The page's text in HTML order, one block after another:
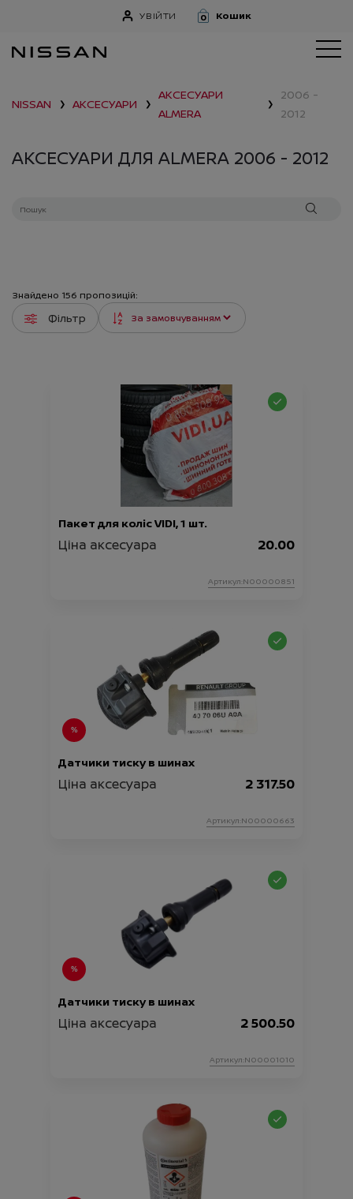
УВІЙТИ 0 Кошик
NISSAN ❯ АКСЕСУАРИ ❯
АКСЕСУАРИ
ALMERA
❯
2006 -
2012
АКСЕСУАРИ ДЛЯ ALMERA 2006 - 2012
Знайдено 156 пропозицій:
Фільтр
Пакет для коліс VIDI, 1 шт.
Ціна аксесуара 20.00
Артикул:N00000851
Датчики тиску в шинах
Ціна аксесуара 2 317.50
Артикул:N00000663
Датчики тиску в шинах
Ціна аксесуара 2 500.50
Артикул:N00001010